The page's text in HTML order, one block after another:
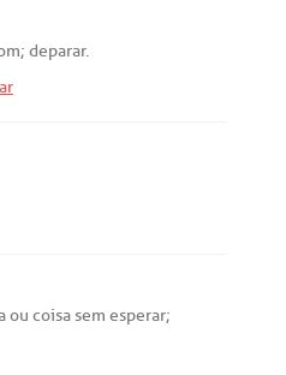
; deparar.
ou coisasem esperar;